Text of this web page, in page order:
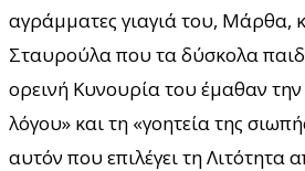
αγράμματες γιαγιά του, Μάρθα,
Σταυρούλα που τα δύσκολα
ορεινή Κυνουρία του έμαθαν
λόγου» και τη «γοητεία της
αυτόν που επιλέγει τη Λιτότητα